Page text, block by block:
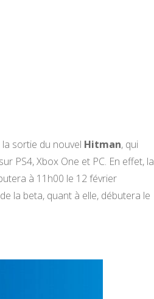
sortie du nouvel Hitman, qui
PS4, Xbox One et PC. En effet, la
à 11h00 le 12 février
la beta, quant à elle, débutera le